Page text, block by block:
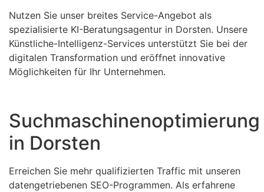
Nutzen Sie unser breites Service-Angebot als
spezialisierte KI-Beratungsagentur in Dorsten. Unsere
Künstliche-Intelligenz-Services unterstützt Sie bei der
digitalen Transformation und eröffnet innovative
Möglichkeiten für Ihr Unternehmen.
Suchmaschinenoptimierung
in Dorsten
Erreichen Sie mehr qualifizierten Traffic mit unseren
datengetriebenen SEO-Programmen. Als erfahrene